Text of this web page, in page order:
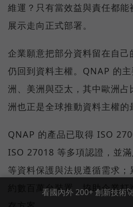
維運？只有當效益與責任都能
展示走向正式部署。
企業願意把部分資料留在自己
仍回到資料主權。QNAP 的
洲、美洲與亞太，其中歐洲占
洲也正是全球推動資料主權的
QNAP 的產品已取得 ISO
ISO 27018 等多項認證，並
等資料保護與法規遵循需求；
約數百萬台裝置，協助企業打
看國內外 200+ 創新技術